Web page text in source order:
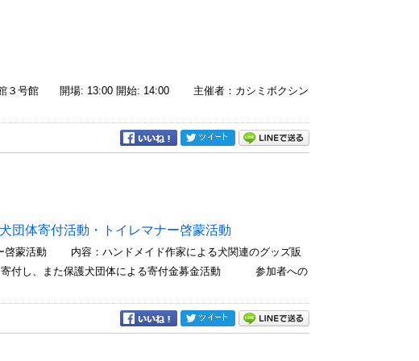
号館 開場: 13:00 開始: 14:00 主催者：カシミボクシン
団体寄付活動・トイレマナー啓蒙活動
啓蒙活動 内容：ハンドメイド作家による犬関連のグッズ販
し、また保護犬団体による寄付金募金活動 参加者への